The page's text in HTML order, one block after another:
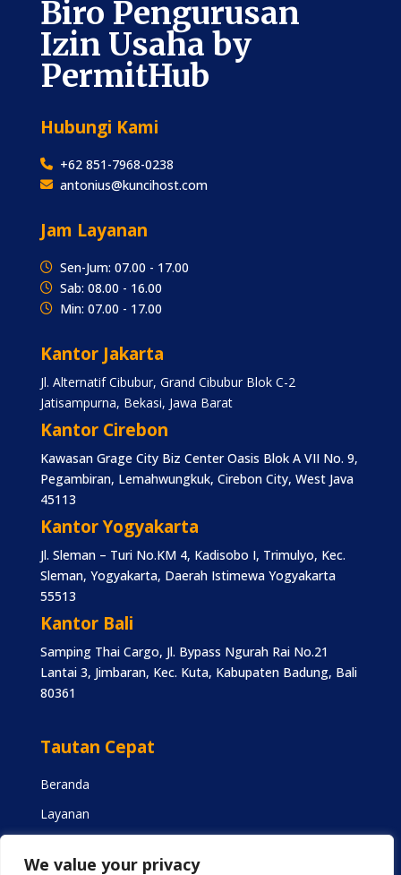
We value your privacy
Biro Pengurusan
Izin Usaha by
PermitHub
Hubungi Kami
+62 851-7968-0238
antonius@kuncihost.com
Jam Layanan
Sen-Jum: 07.00 - 17.00
Sab: 08.00 - 16.00
Min: 07.00 - 17.00
Kantor Jakarta
Jl. Alternatif Cibubur, Grand Cibubur Blok C-2
Jatisampurna, Bekasi, Jawa Barat
Kantor Cirebon
Kawasan Grage City Biz Center Oasis Blok A VII No. 9,
Pegambiran, Lemahwungkuk, Cirebon City, West Java
45113
Kantor Yogyakarta
Jl. Sleman – Turi No.KM 4, Kadisobo I, Trimulyo, Kec.
Sleman, Yogyakarta, Daerah Istimewa Yogyakarta
55513
Kantor Bali
Samping Thai Cargo, Jl. Bypass Ngurah Rai No.21
Lantai 3, Jimbaran, Kec. Kuta, Kabupaten Badung, Bali
80361
Tautan Cepat
Beranda
Layanan